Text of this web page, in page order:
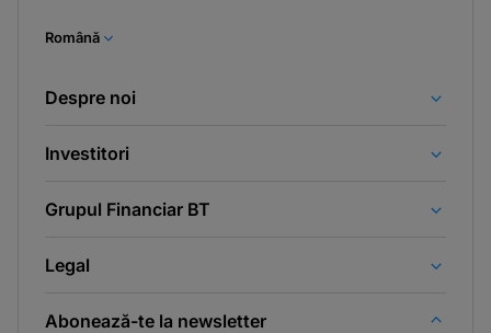
Română
Despre noi
Investitori
Grupul Financiar BT
Legal
Abonează-te la newsletter